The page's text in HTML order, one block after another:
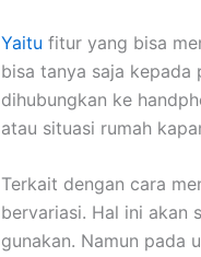
Yaitu fitur yang bisa
bisa tanya saja kepada
dihubungkan ke
atau situasi rumah
Terkait dengan cara
bervariasi. Hal ini akan
gunakan. Namun pada